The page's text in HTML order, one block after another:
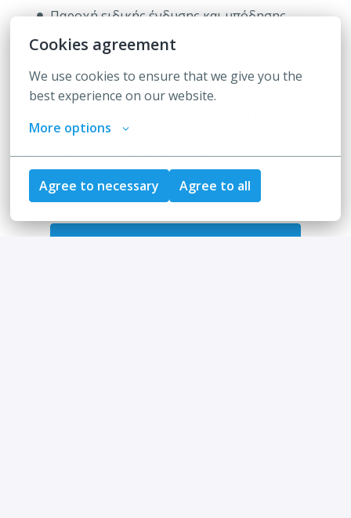
Cookies agreement
We use cookies to ensure that we give you the
best experience on our website.
More options
Agree to necessary Agree to all
Παροχή ειδικής ένδυσης και υπόδησης
εργασίας
επαγγελματικής εξέλιξης
απασχοληθείς σε μια εταιρεία, που νοιάζεται για
ΕΣΕΝΑ και την ΟΙΚΟΓΕΝΕΙΑ σου!